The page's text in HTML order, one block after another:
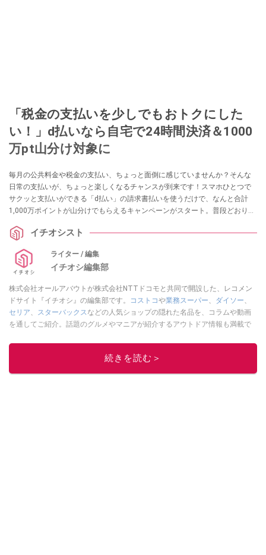
「税金の支払いを少しでもおトクにした
い！」d払いなら自宅で24時間決済＆1000
万pt山分け対象に
毎月の公共料金や税金の支払い、ちょっと面倒に感じていませんか？そんな
日常の支払いが、ちょっと楽しくなるチャンスが到来です！スマホひとつで
サクッと支払いができる「d払い」の請求書払いを使うだけで、なんと合計
1,000万ポイントが山分けでもらえるキャンペーンがスタート。普段どおりに
は“支払いついでにおトク”をしっかり狙っていきましょう！
イチオシスト
ライター / 編集
イチオシ編集部
株式会社オールアバウトが株式会社NTTドコモと共同で開設した、レコメン
ドサイト『イチオシ』の編集部です。
コストコや業務スーパー、 ダイソー、
セリア、 スターバックスなどの人気ショップの隠れた名品を、コラムや動画
を通してご紹介。話題のグルメやマニアが紹介するアウトドア情報も満載で
レビューしています。毎日トレンド情報をお届けしているので、ぜひ
してください！続きを読む＞